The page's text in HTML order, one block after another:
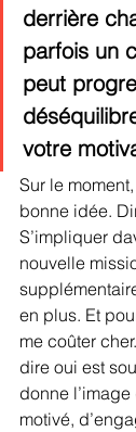
derrière
parfois un
peut
votre
Sur le
bonne idée.
S’impliquer
nouvelle
en plus. Et
me coûter
dire oui est
donne
motivé,